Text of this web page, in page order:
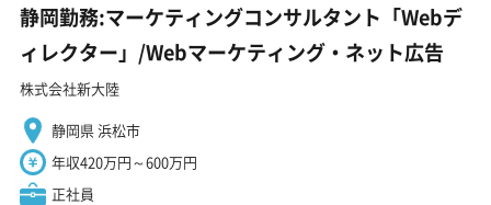
静岡勤務:マーケティングコンサルタント「Webデ
ィレクター」/Webマーケティング・ネット広告
株式会社新大陸
静岡県 浜松市
年収420万円～600万円
正社員